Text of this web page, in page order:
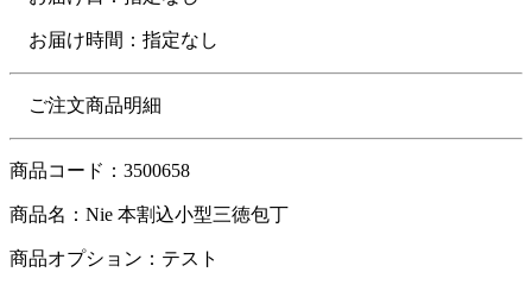
お届け時間：指定なし
ご注文商品明細
商品コード：3500658
商品名：Nie 本割込小型三徳包丁
商品オプション：テスト